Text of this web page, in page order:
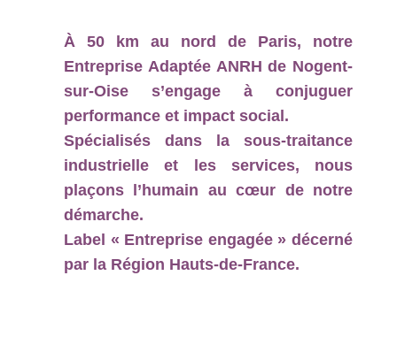
À 50 km au nord de Paris, notre
Entreprise Adaptée ANRH de Nogent-
sur-Oise s’engage à conjuguer
performance et impact social.
Spécialisés dans la sous-traitance
industrielle et les services, nous
plaçons l’humain au cœur de notre
démarche.
Label « Entreprise engagée » décerné
par la Région Hauts-de-France.